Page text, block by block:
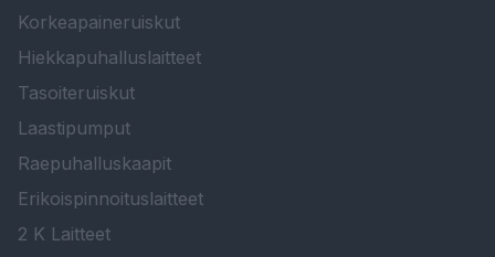
Korkeapaineruiskut
Hiekkapuhalluslaitteet
Tasoiteruiskut
Laastipumput
Raepuhalluskaapit
Erikoispinnoituslaitteet
2 K Laitteet